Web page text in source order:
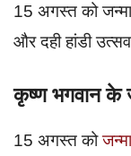
15 अगस्त को
और दही हांडी
कृष्ण भगवान के
15 अगस्त को